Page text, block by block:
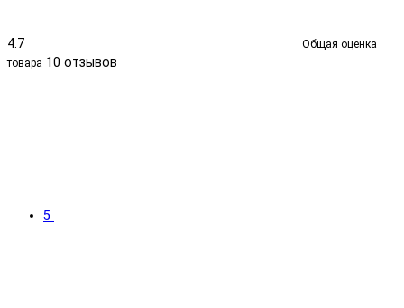
4.7
Общая оценка
товара 10 отзывов
5